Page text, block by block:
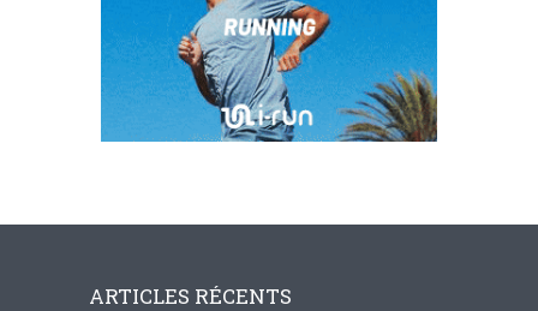
ARTICLES RÉCENTS